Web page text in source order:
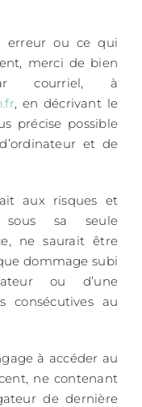
erreur ou ce qui
merci de bien
courriel, à
, en décrivant le
précise possible
et de
aux risques et
sa seule
ne saurait être
dommage subi
ou d’une
consécutives au
à accéder au
ne contenant
de dernière